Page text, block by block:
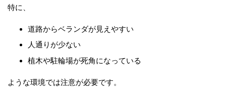
特に、
道路からベランダが見えやすい
人通りが少ない
植木や駐輪場が死角になっている
ような環境では注意が必要です。